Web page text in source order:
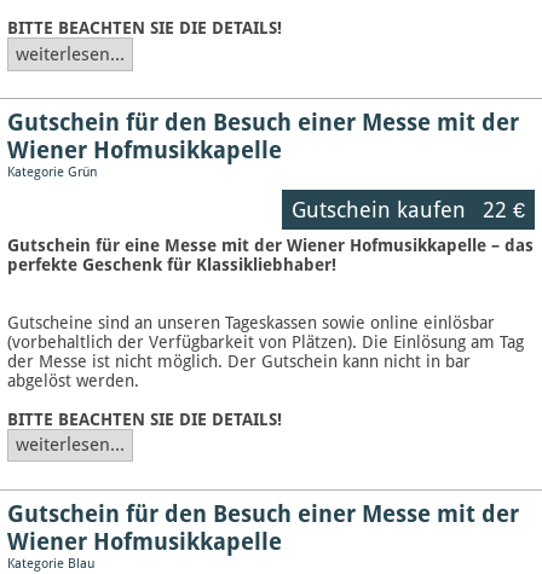
BITTE BEACHTEN SIE DIE DETAILS!
weiterlesen...
Gutschein für den Besuch einer Messe mit der
Wiener Hofmusikkapelle
Kategorie Grün
Gutschein kaufen 22 €
Gutschein für eine Messe mit der Wiener Hofmusikkapelle – das
perfekte Geschenk für Klassikliebhaber!
Gutscheine sind an unseren Tageskassen sowie online einlösbar
(vorbehaltlich der Verfügbarkeit von Plätzen). Die Einlösung am Tag
der Messe ist nicht möglich. Der Gutschein kann nicht in bar
abgelöst werden.
BITTE BEACHTEN SIE DIE DETAILS!
weiterlesen...
Gutschein für den Besuch einer Messe mit der
Wiener Hofmusikkapelle
Kategorie Blau